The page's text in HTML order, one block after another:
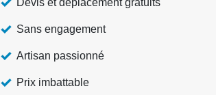
Devis et déplacement gratuits
Sans engagement
Artisan passionné
Prix imbattable